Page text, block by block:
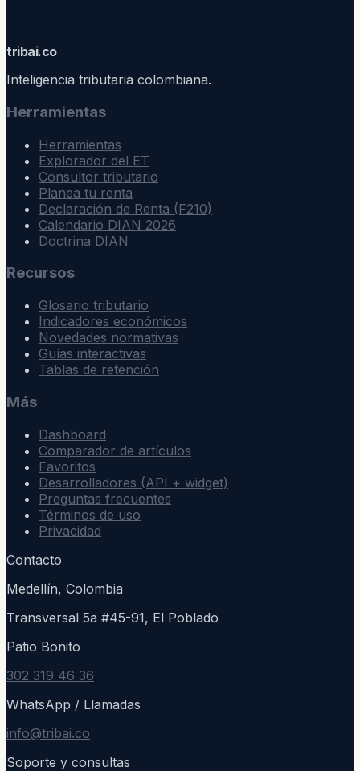
tribai.co
Inteligencia tributaria colombiana.
Herramientas
Herramientas
Explorador del ET
Consultor tributario
Planea tu renta
Declaración de Renta (F210)
Calendario DIAN 2026
Doctrina DIAN
Recursos
Glosario tributario
Indicadores económicos
Novedades normativas
Guías interactivas
Tablas de retención
Más
Dashboard
Comparador de artículos
Favoritos
Desarrolladores (API + widget)
Preguntas frecuentes
Términos de uso
Privacidad
Contacto
Medellín, Colombia
Transversal 5a #45-91, El Poblado
Patio Bonito
302 319 46 36
WhatsApp / Llamadas
info@tribai.co
Soporte y consultas